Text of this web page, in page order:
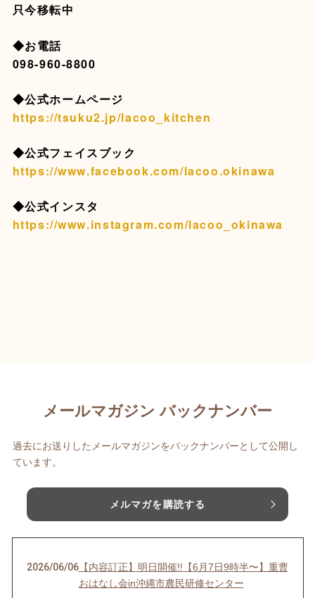
只今移転中
◆お電話
098-960-8800
◆公式ホームページ
https://tsuku2.jp/lacoo_kitchen
◆公式フェイスブック
https://www.facebook.com/lacoo.okinawa
◆公式インスタ
https://www.instagram.com/lacoo_okinawa
メールマガジン バックナンバー
過去にお送りしたメールマガジンをバックナンバーとして公開し
ています。
メルマガを購読する
2026/06/06【内容訂正】明日開催!!【6月7日9時半〜】重曹
おはなし会in沖縄市農民研修センター